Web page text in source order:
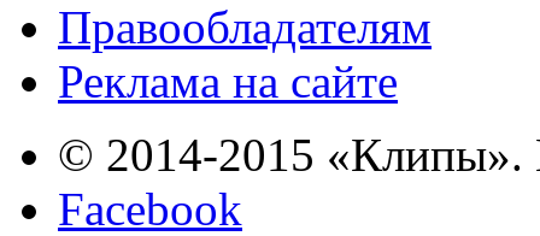
Правообладателям
Реклама на сайте
© 2014-2015 «Клипы».
Facebook